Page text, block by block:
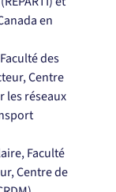
en
des
Centre
les réseaux
Faculté
Centre de